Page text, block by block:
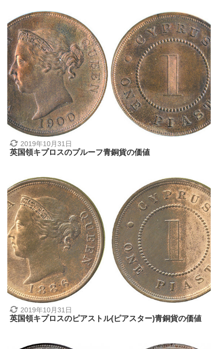
2019年10月31日
英国領キプロスのプルーフ青銅貨の価値
2019年10月31日
英国領キプロスのピアストル(ピアスター)青銅貨の価値